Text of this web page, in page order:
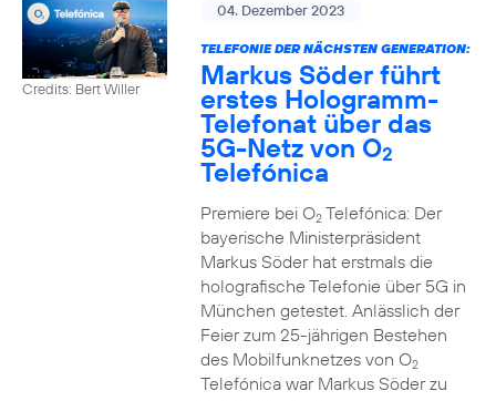
Credits: Bert Willer
04. Dezember 2023
TELEFONIE DER NÄCHSTEN GENERATION:
Markus Söder führt
erstes Hologramm-
Telefonat über das
5G-Netz von O2
Telefónica
Premiere bei O2Telefónica: Der
bayerische Ministerpräsident
Markus Söder hat erstmals die
holografische Telefonie über 5G in
München getestet. Anlässlich der
Feier zum 25-jährigen Bestehen
des Mobilfunknetzes von O2
Telefónica war Markus Söder zu